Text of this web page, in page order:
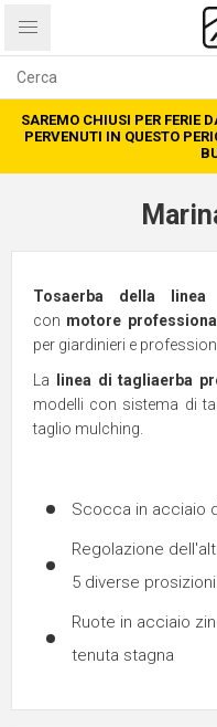
SAREMO CHIUSI PER FERIE
PERVENUTI IN QUESTO
Tosaerba della
con motore
per giardinieri e
La linea di tagliaerba
modelli con sistema di
taglio mulching.
Scocca in acciaio
Regolazione
5 diverse prosizioni
Ruote in acciaio
tenuta stagna